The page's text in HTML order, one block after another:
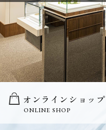
オンラインショップ
ONLINE SHOP